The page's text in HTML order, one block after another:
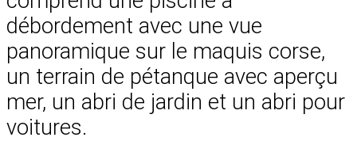
débordement avec une vue
panoramique sur le maquis corse,
un terrain de pétanque avec aperçu
mer, un abri de jardin et un abri pour
voitures.